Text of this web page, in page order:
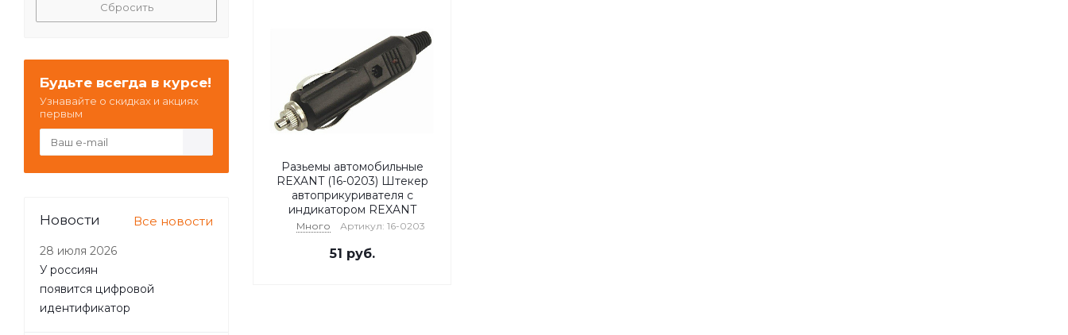
Разьемы автомобильные
REXANT (16-0203) Штекер
автоприкуривателя с
индикатором REXANT
Много Артикул: 16-0203
51 руб.
Сбросить
Будьте всегда в курсе!
Узнавайте о скидках и акциях
первым
Новости Все новости
28 июля 2026
У россиян
появится цифровой
идентификатор